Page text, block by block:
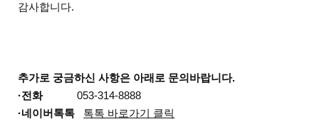
감사합니다.
추가로 궁금하신 사항은 아래로 문의바랍니다.
·전화053-314-8888
·네이버톡톡
톡톡 바로가기 클릭